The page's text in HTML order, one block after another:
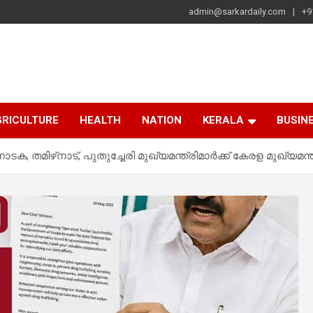
admin@sarkardaily.com
HEALTH NATION KERALA
തമിഴ്‌നാട്, പുതുച്ചേരി മുഖ്യമന്ത്രിമാര്‍ക്ക് കേരള